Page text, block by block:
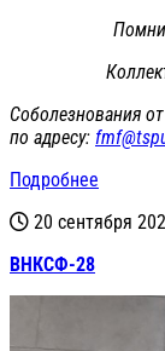
Соболезнования
по адресу:
Подробнее
20 сентября
ВНКСФ-28